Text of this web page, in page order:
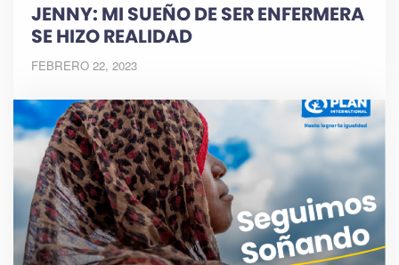
JENNY: MI SUEÑO DE SER ENFERMERA
SE HIZO REALIDAD
FEBRERO 22, 2023